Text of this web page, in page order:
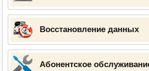
Восстановление данных
Абонентское